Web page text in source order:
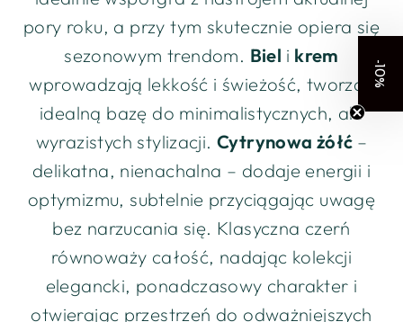
pory roku, a przy tym skutecznie opiera się
sezonowym trendom. Biel i krem
wprowadzają lekkość i świeżość, tworząc
idealną bazę do minimalistycznych, ale
wyrazistych stylizacji.Cytrynowa żółć –
delikatna, nienachalna – dodaje energii i
optymizmu, subtelnie przyciągając uwagę
bez narzucania się. Klasyczna czerń
równoważy całość, nadając kolekcji
elegancki, ponadczasowy charakter i
otwierając przestrzeń do odważniejszych
-10%